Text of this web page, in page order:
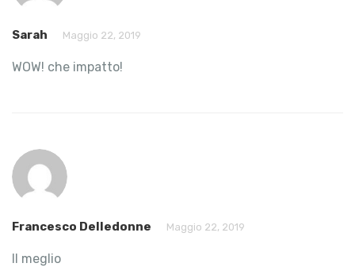
Sarah Maggio 22, 2019
WOW! che impatto!
Francesco Delledonne Maggio 22, 2019
Il meglio